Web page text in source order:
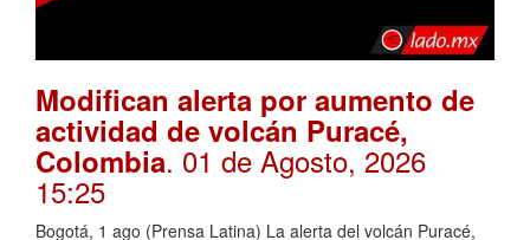
Modifican alerta por aumento de
actividad de volcán Puracé,
Colombia. 01 de Agosto, 2026
15:25
Bogotá, 1 ago (Prensa Latina) La alerta del volcán Puracé,